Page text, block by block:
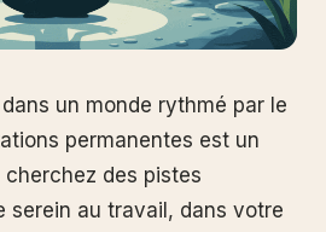
un monde rythmé par le
permanentes est un
des pistes
serein au travail, dans votre